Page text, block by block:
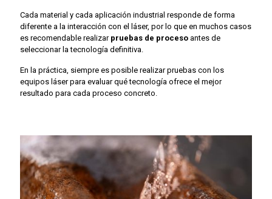
Cada material y cada aplicación industrial responde de forma
diferente a la interacción con el láser, por lo que en muchos casos
es recomendable realizar pruebas de proceso antes de
seleccionar la tecnología definitiva.
En la práctica, siempre es posible realizar pruebas con los
equipos láser para evaluar qué tecnología ofrece el mejor
resultado para cada proceso concreto.